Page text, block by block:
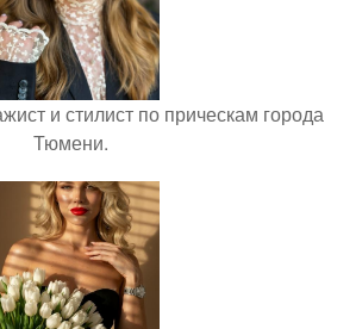
и стилист по прическам города
Тюмени.